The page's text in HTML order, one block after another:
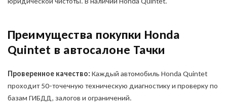
Преимущества покупки Honda
Quintet в автосалоне Тачки
Проверенное качество: Каждый автомобиль Honda Quintet
проходит 50-точечную техническую диагностику и проверку по
базам ГИБДД, залогов и ограничений.